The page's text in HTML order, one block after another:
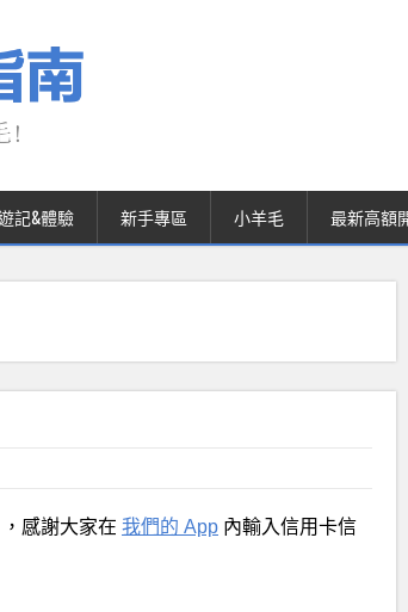
記&體驗 新手專區 小羊毛 最新高額
感謝大家在 我們的 App 內輸入信用卡信